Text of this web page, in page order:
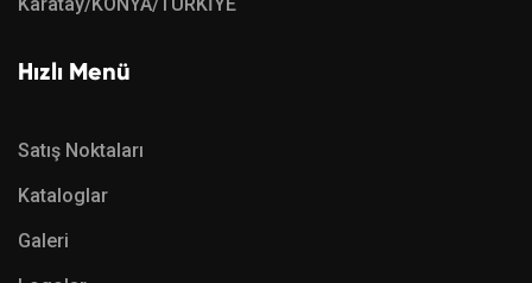
Hızlı Menü
Satış Noktaları
Kataloglar
Galeri